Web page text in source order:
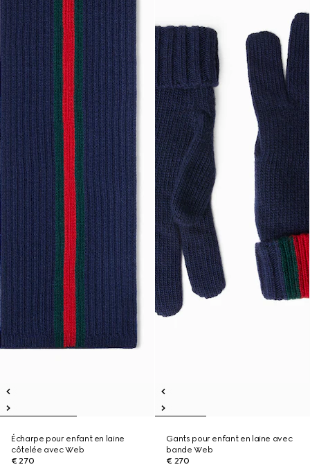
Écharpe pour enfant en laine
côtelée avec Web
€ 270
Gants pour enfant en laine avec
bande Web
€ 270